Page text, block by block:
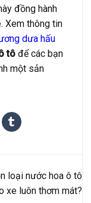
đồng hành
Xem thông tin
dưa hấu
tô để các bạn
một sản
loại nước hoa ô tô
xe luôn thơm mát?